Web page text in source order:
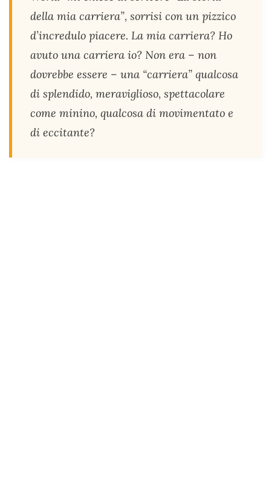
della mia carriera”, sorrisi con un pizzico
d’incredulo piacere. La mia carriera? Ho
avuto una carriera io? Non era – non
dovrebbe essere – una “carriera” qualcosa
di splendido, meraviglioso, spettacolare
come minino, qualcosa di movimentato e
di eccitante?